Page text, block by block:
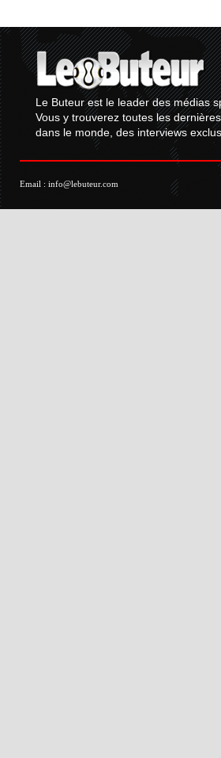
Le Buteur est le leader des médias
Vous y trouverez toutes les
dans le monde, des interviews
Email : info@lebuteur.com